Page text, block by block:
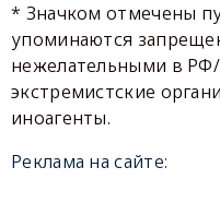
* Значком отмечены
упоминаются
нежелательными в
экстремистские
иноагенты.
Реклама на сайте: